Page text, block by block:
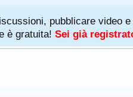
pubblicare video
è gratuita! Sei già